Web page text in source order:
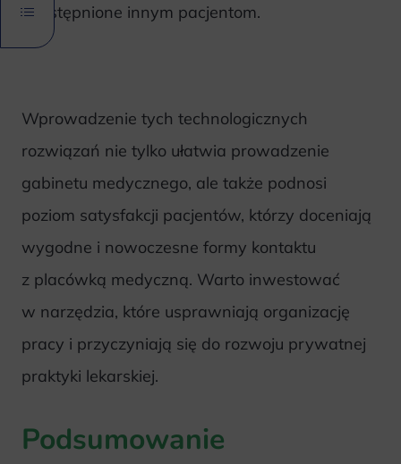
udostępnione innym pacjentom.
Wprowadzenie tych technologicznych
rozwiązań nie tylko ułatwia prowadzenie
gabinetu medycznego, ale także podnosi
poziom satysfakcji pacjentów, którzy doceniają
wygodne i nowoczesne formy kontaktu
z placówką medyczną. Warto inwestować
w narzędzia, które usprawniają organizację
pracy i przyczyniają się do rozwoju prywatnej
praktyki lekarskiej.
Podsumowanie